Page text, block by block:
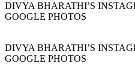
DIVYA BHARATHI’S
GOOGLE PHOTOS
DIVYA BHARATHI’S
GOOGLE PHOTOS